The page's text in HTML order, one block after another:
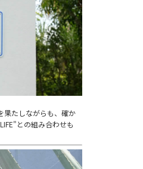
果たしながらも、確か
との組み合わせも